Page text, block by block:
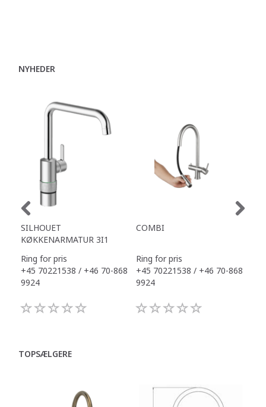
NYHEDER
SILHOUET
KØKKENARMATUR 3I1
Ring for pris
+45 70221538 / +46 70-868
9924
COMBI
Ring for pris
+45 70221538 / +46 70-868
9924
TOPSÆLGERE